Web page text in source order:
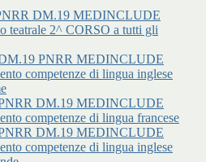
DM.19 MEDINCLUDE
teatrale 2^ CORSO a tutti gli
PNRR MEDINCLUDE
competenze di lingua inglese
DM.19 MEDINCLUDE
competenze di lingua francese
DM.19 MEDINCLUDE
competenze di lingua inglese